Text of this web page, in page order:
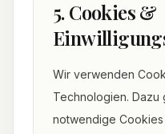
5. Cookies &
Wir verwenden
Technologien. Dazu
notwendige